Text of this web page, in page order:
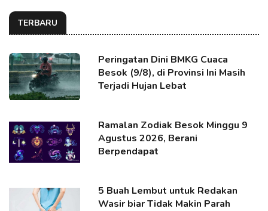
TERBARU
Peringatan Dini BMKG Cuaca
Besok (9/8), di Provinsi Ini Masih
Terjadi Hujan Lebat
Ramalan Zodiak Besok Minggu 9
Agustus 2026, Berani
Berpendapat
5 Buah Lembut untuk Redakan
Wasir biar Tidak Makin Parah